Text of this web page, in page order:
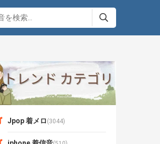
Jpop 着メロ (3044)